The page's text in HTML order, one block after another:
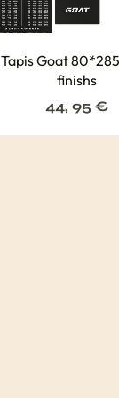
Tapis Goat
finishs
44, 95€